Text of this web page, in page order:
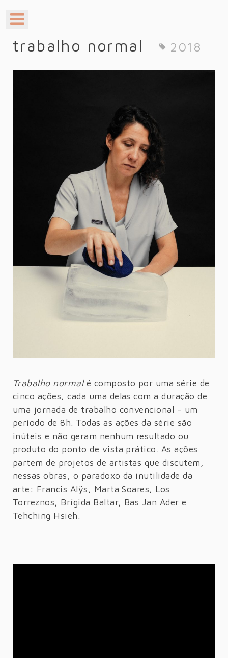
trabalho normal 2018
Trabalho normalé composto por uma série de
cinco ações, cada uma delas com a duração de
uma jornada de trabalho convencional – um
período de 8h. Todas as ações da série são
inúteis e não geram nenhum resultado ou
produto do ponto de vista prático. As ações
partem de projetos de artistas que discutem,
nessas obras, o paradoxo da inutilidade da
arte: Francis Alÿs, Marta Soares, Los
Torreznos, Brígida Baltar, Bas Jan Ader e
Tehching Hsieh.